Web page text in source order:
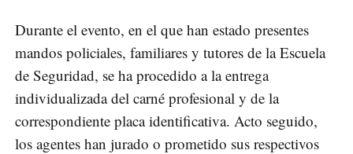
Durante el evento, en el que han estado presentes
mandos policiales, familiares y tutores de la Escuela
de Seguridad, se ha procedido a la entrega
individualizada del carné profesional y de la
correspondiente placa identificativa. Acto seguido,
los agentes han jurado o prometido sus respectivos